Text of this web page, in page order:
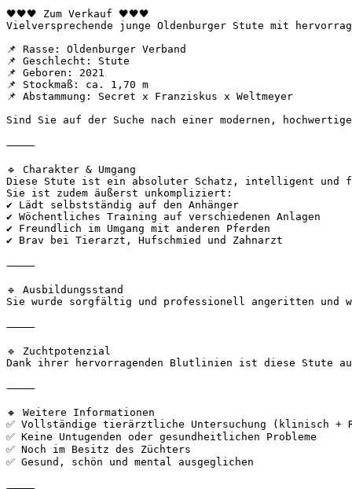
🖤🖤🖤 Zum Verkauf 🖤🖤🖤
Vielversprechende junge Oldenburger Stute mit
📌 Rasse: Oldenburger Verband
📌 Geschlecht: Stute
📌 Geboren: 2021
📌 Stockmaß: ca. 1,70 m
📌 Abstammung: Secret x Franziskus x Weltmeyer
Sind Sie auf der Suche nach einer modernen,
⸻
🔹 Charakter & Umgang
Diese Stute ist ein absoluter Schatz, intelligent
Sie ist zudem äußerst unkompliziert:
✔ Lädt selbstständig auf den Anhänger
✔ Wöchentliches Training auf verschiedenen Anlagen
✔ Freundlich im Umgang mit anderen Pferden
✔ Brav bei Tierarzt, Hufschmied und Zahnarzt
⸻
🔹 Ausbildungsstand
Sie wurde sorgfältig und professionell angeritten und
⸻
🔹 Zuchtpotenzial
Dank ihrer hervorragenden Blutlinien ist diese Stute
⸻
🔸 Weitere Informationen
✅ Vollständige tierärztliche Untersuchung (klinisch +
✅ Keine Untugenden oder gesundheitlichen Probleme
✅ Noch im Besitz des Züchters
✅ Gesund, schön und mental ausgeglichen